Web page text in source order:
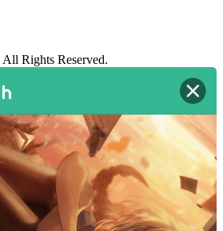
All Rights Reserved.